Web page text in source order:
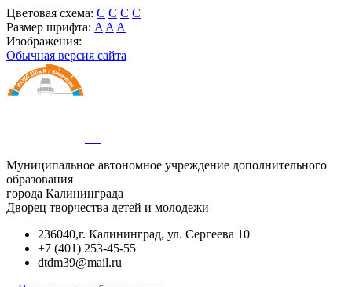
Цветовая схема: C C C C
Размер шрифта: A A A
Изображения:
Обычная версия сайта
Муниципальное автономное учреждение дополнительного
образования
города Калининграда
Дворец творчества детей и молодежи
236040,г. Калининград, ул. Сергеева 10
+7 (401) 253-45-55
dtdm39@mail.ru